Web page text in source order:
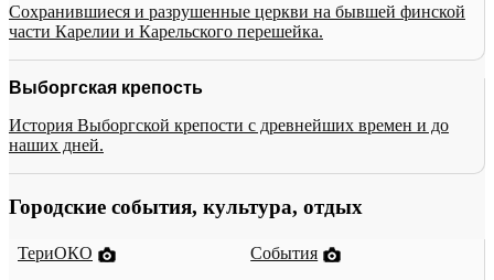
Сохранившиеся и разрушенные церкви на бывшей финской
части Карелии и Карельского перешейка.
Выборгская крепость
История Выборгской крепости с древнейших времен и до
наших дней.
Городские события, культура, отдых
ТериОКО
События